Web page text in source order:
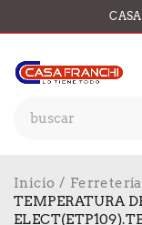
Inicio /
TEMPERATURA